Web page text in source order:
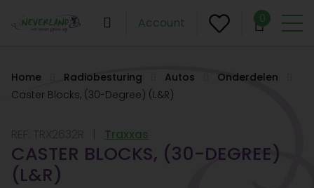
Account 0
Home Radiobesturing Autos
Onderdelen
Caster Blocks, (30-Degree) (L&R)
Traxxas
CASTER BLOCKS, (30-DEGREE)
(L&R)